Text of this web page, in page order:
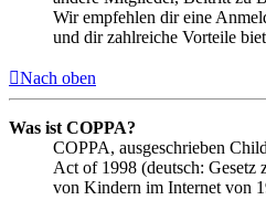
Wir empfehlen dir eine
und dir zahlreiche Vorteile
Nach oben
Was ist COPPA?
COPPA, ausgeschrieben
Act of 1998 (deutsch: Gesetz
von Kindern im Internet von